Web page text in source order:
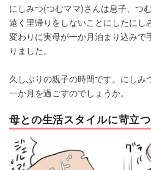
にしみつ(つむママ)さんは息子、つ
遠く里帰りをしないことにしたにし
変わりに実母が一か月泊まり込みで
りました。
久しぶりの親子の時間です。にし
一か月を過ごすのでしょうか。
母との生活スタイルに苛立